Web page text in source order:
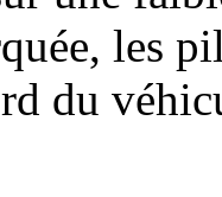
les
du